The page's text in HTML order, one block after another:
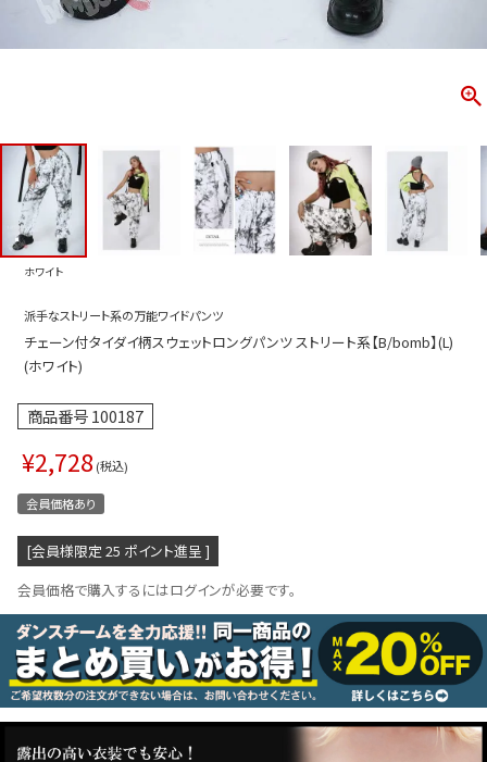
ス
ス
ー
アップ
ース
インワン／サロペット
ラ・ニップレス
新作
トップス
ボトムス
浴衣
コスプレ
クリスマス
ホワイト
派手なストリート系の万能ワイドパンツ
チェーン付タイダイ柄スウェットロングパンツ ストリート系【B/bomb】(L)
(ホワイト)
商品番号100187
¥2,728 税込
会員価格あり
[会員様限定 25 ポイント進呈 ]
会員価格で購入するにはログインが必要です。